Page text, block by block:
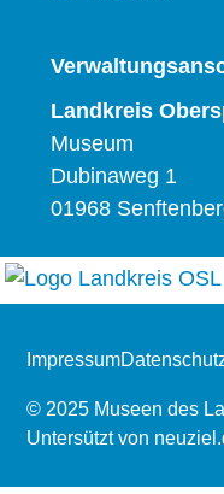
Landkreis
Museum
Dubinaweg 1
01968
© 2025 Museen des
Untersützt von
Impressum